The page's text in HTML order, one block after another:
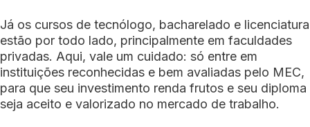
Já os cursos de tecnólogo, bacharelado e licenciatura
estão por todo lado, principalmente em faculdades
privadas. Aqui, vale um cuidado: só entre em
instituições reconhecidas e bem avaliadas pelo MEC,
para que seu investimento renda frutos e seu diploma
seja aceito e valorizado no mercado de trabalho.